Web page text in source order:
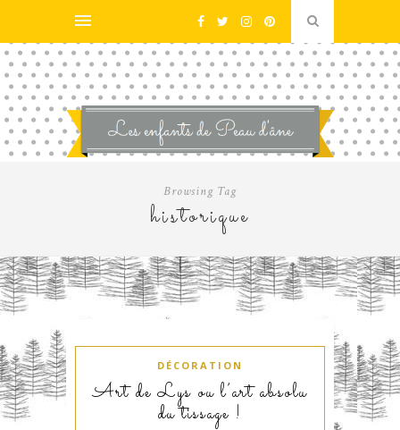
Browsing Tag
historique
DÉCORATION
Art de Lys ou l’art absolu
du tissage !